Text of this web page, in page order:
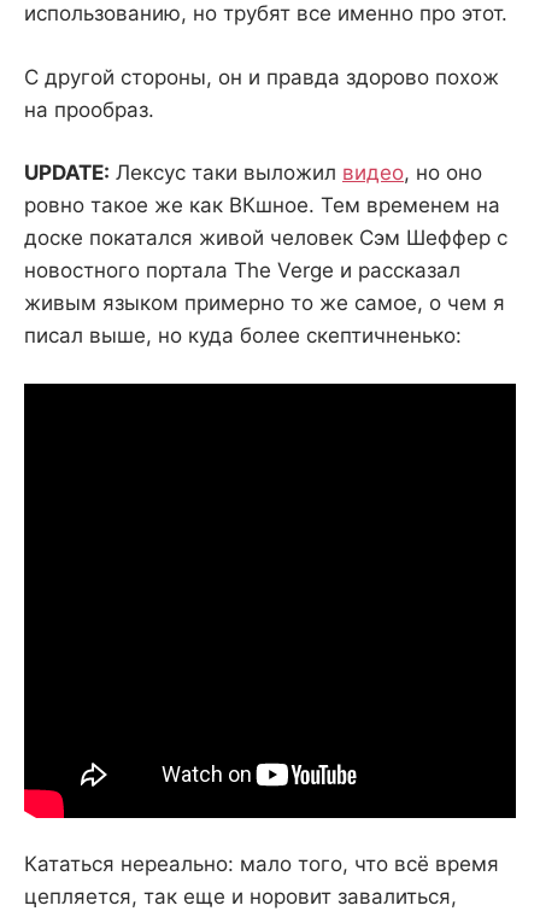
использованию, но трубят все именно про этот.
С другой стороны, он и правда здорово похож
на прообраз.
UPDATE: Лексус таки выложил видео, но оно
ровно такое же как ВКшное. Тем временем на
доске покатался живой человек Сэм Шеффер с
новостного портала The Verge и рассказал
живым языком примерно то же самое, о чем я
писал выше, но куда более скептичненько:
Кататься нереально: мало того, что всё время
цепляется, так еще и норовит завалиться,